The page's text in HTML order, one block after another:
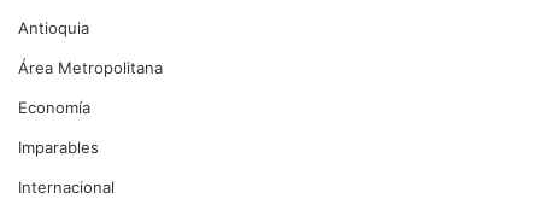
Antioquia
Área Metropolitana
Economía
Imparables
Internacional